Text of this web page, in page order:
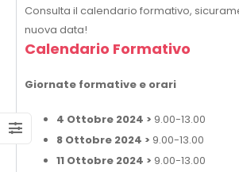
Consulta il calendario formativo,
nuova data!
Calendario Formativo
Giornate formative e orari
4 Ottobre 2024 > 9.00-13.00
8 Ottobre 2024 > 9.00-13.00
11 Ottobre 2024 > 9.00-13.00